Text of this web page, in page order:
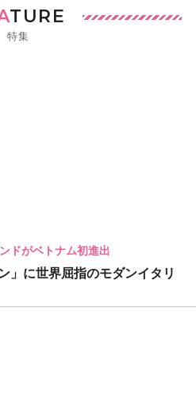
TURE
特集
ドがベトナム初進出
」に世界屈指のモダンイタリ